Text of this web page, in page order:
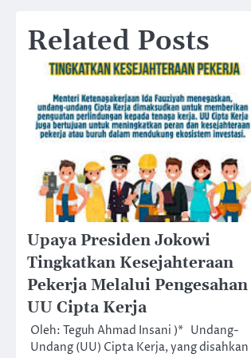
Related Posts
Upaya Presiden Jokowi
Tingkatkan Kesejahteraan
Pekerja Melalui Pengesahan
UU Cipta Kerja
Oleh: Teguh Ahmad Insani )* Undang-
Undang (UU) Cipta Kerja, yang disahkan